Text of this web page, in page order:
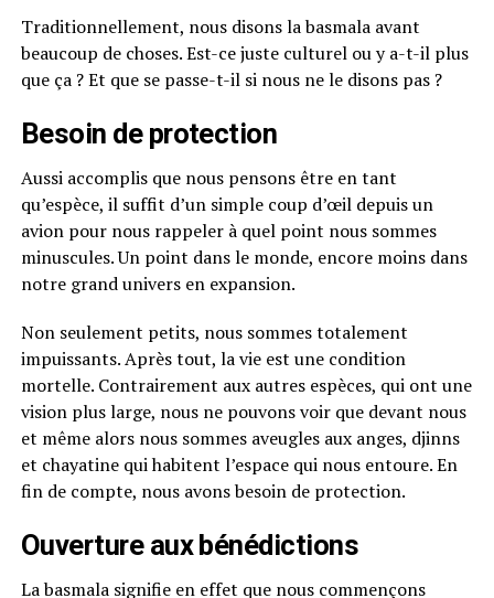
Traditionnellement, nous disons la basmala avant
beaucoup de choses. Est-ce juste culturel ou y a-t-il plus
que ça ? Et que se passe-t-il si nous ne le disons pas ?
Besoin de protection
Aussi accomplis que nous pensons être en tant
qu’espèce, il suffit d’un simple coup d’œil depuis un
avion pour nous rappeler à quel point nous sommes
minuscules. Un point dans le monde, encore moins dans
notre grand univers en expansion.
Non seulement petits, nous sommes totalement
impuissants. Après tout, la vie est une condition
mortelle. Contrairement aux autres espèces, qui ont une
vision plus large, nous ne pouvons voir que devant nous
et même alors nous sommes aveugles aux anges, djinns
et chayatine qui habitent l’espace qui nous entoure. En
fin de compte, nous avons besoin de protection.
Ouverture aux bénédictions
La basmala signifie en effet que nous commençons